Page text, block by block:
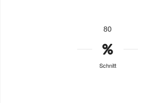
80
Schnitt